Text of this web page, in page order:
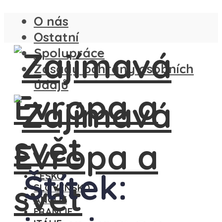
O nás
Ostatní
Spolupráce
Zásady ochrany osobních
údajů
ČESKO
SLOVENSKO
ANGLIE
FRANCIE
Štítek: